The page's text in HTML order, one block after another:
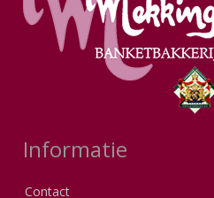
Informatie
Contact